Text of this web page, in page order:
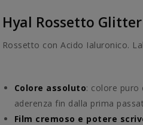
Hyal Rossetto
Rossetto con Acido Ialuronico.
Colore assoluto: colore puro
aderenza fin dalla prima
Film cremoso e potere